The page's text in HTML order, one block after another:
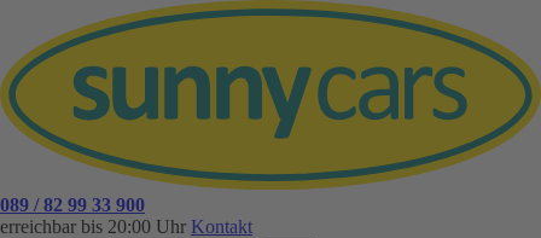
089 / 82 99 33 900
erreichbar bis 20:00 Uhr Kontakt